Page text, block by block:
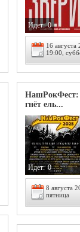
Идет: 0
16 августа
19:00,
НашРокФест:
гнёт ель...
Идет: 0
8 августа
пятница